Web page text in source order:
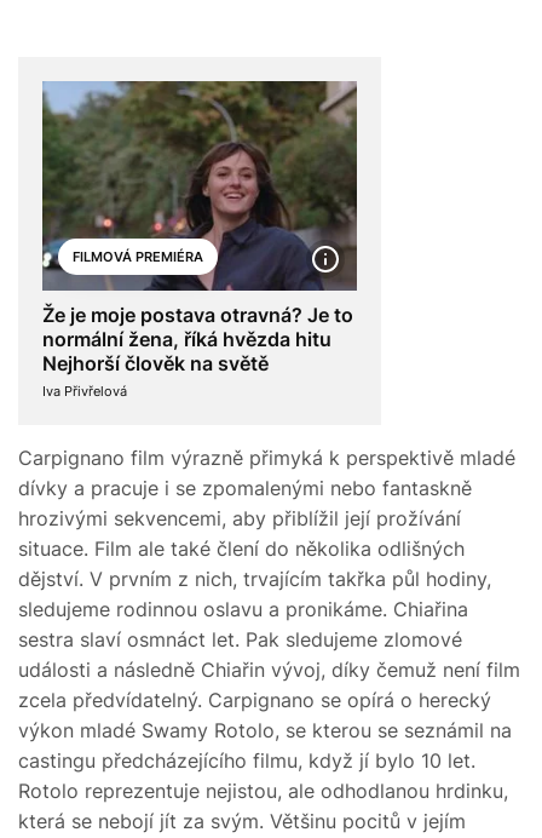
FILMOVÁ PREMIÉRA
Že je moje postava otravná? Je to
normální žena, říká hvězda hitu
Nejhorší člověk na světě
Iva Přivřelová
Carpignano film výrazně přimyká k perspektivě mladé
dívky a pracuje i se zpomalenými nebo fantaskně
hrozivými sekvencemi, aby přiblížil její prožívání
situace. Film ale také člení do několika odlišných
dějství. V prvním z nich, trvajícím takřka půl hodiny,
sledujeme rodinnou oslavu a pronikáme. Chiařina
sestra slaví osmnáct let. Pak sledujeme zlomové
události a následně Chiařin vývoj, díky čemuž není film
zcela předvídatelný. Carpignano se opírá o herecký
výkon mladé Swamy Rotolo, se kterou se seznámil na
castingu předcházejícího filmu, když jí bylo 10 let.
Rotolo reprezentuje nejistou, ale odhodlanou hrdinku,
která se nebojí jít za svým. Většinu pocitů v jejím